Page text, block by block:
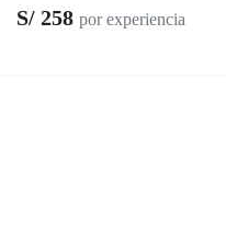
S/ 258 por experiencia